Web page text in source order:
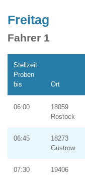
Freitag
Fahrer 1
Stellzeit
Proben
bis
Ort
06:00
18059
Rostock
06:45
18273
Güstrow
07:30
19406